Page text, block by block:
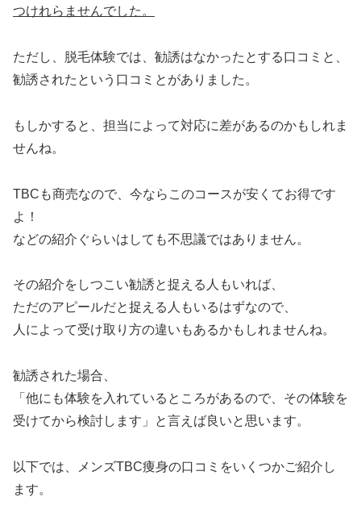
つけれらませんでした。
ただし、脱毛体験では、勧誘はなかったとする口コミと、
勧誘されたという口コミとがありました。
もしかすると、担当によって対応に差があるのかもしれま
せんね。
TBCも商売なので、今ならこのコースが安くてお得です
よ！
などの紹介ぐらいはしても不思議ではありません。
その紹介をしつこい勧誘と捉える人もいれば、
ただのアピールだと捉える人もいるはずなので、
人によって受け取り方の違いもあるかもしれませんね。
勧誘された場合、
「他にも体験を入れているところがあるので、その体験を
受けてから検討します」と言えば良いと思います。
以下では、メンズTBC痩身の口コミをいくつかご紹介し
ます。